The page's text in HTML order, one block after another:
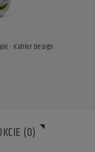
- Kahler Design
(0)